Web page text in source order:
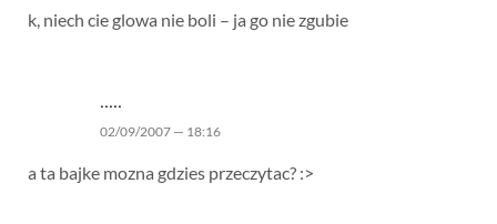
k, niech cie glowa nie boli – ja go nie zgubie
.....
02/09/2007 — 18:16
a ta bajke mozna gdzies przeczytac? :>